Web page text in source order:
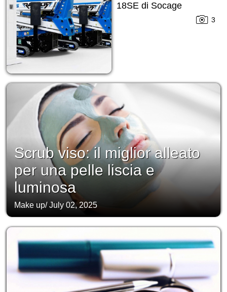
18SE di Socage
3
Scrub viso: il miglior alleato
per una pelle liscia e
luminosa
Make up/July 02, 2025